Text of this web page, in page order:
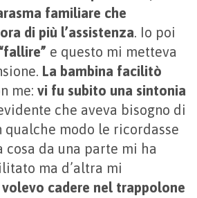
familiare che
di più l’assistenza. Io poi
e questo mi metteva
La bambina facilitò
me: vi fu subito una sintonia
che aveva bisogno di
qualche modo le ricordasse
cosa da una parte mi ha
ma d’altra mi
volevo cadere nel trappolone